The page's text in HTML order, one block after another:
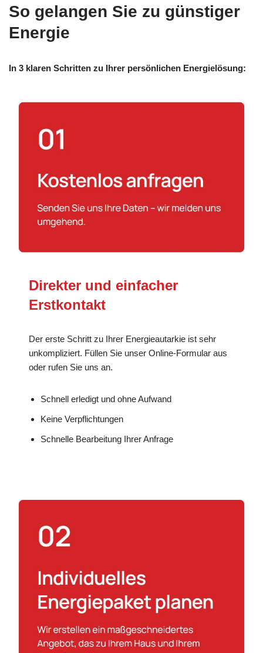
So gelangen Sie zu günstiger
Energie
In 3 klaren Schritten zu Ihrer persönlichen Energielösung:
Direkter und einfacher
Erstkontakt
Der erste Schritt zu Ihrer Energieautarkie ist sehr
unkompliziert. Füllen Sie unser Online-Formular aus
oder rufen Sie uns an.
Schnell erledigt und ohne Aufwand
Keine Verpflichtungen
Schnelle Bearbeitung Ihrer Anfrage